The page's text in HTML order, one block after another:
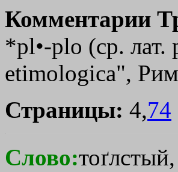
Комментарии
*рl•-рlо (ср.
etimologica",
Страницы: 4,74
Слово:тоґлстый,